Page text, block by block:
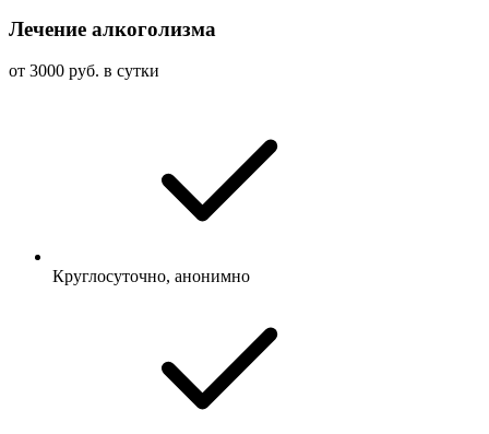
Лечение алкоголизма
от 3000 руб. в сутки
Круглосуточно, анонимно